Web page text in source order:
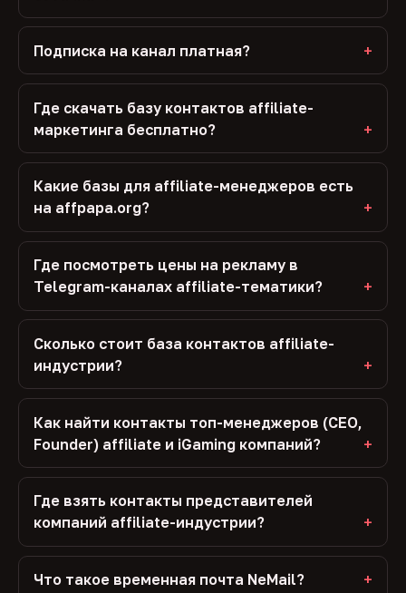
Подписка на канал платная?
Где скачать базу контактов affiliate-
маркетинга бесплатно?
Какие базы для affiliate-менеджеров есть
на affpapa.org?
Где посмотреть цены на рекламу в
Telegram-каналах affiliate-тематики?
Сколько стоит база контактов affiliate-
индустрии?
Как найти контакты топ-менеджеров (CEO,
Founder) affiliate и iGaming компаний?
Где взять контакты представителей
компаний affiliate-индустрии?
Что такое временная почта NeMail?